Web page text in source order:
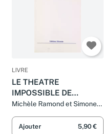
LIVRE
LE THEATRE
IMPOSSIBLE DE
GARCIA LORCA : Asi
publico
Michèle Ramond et Simone
Ajouter 5,90 €